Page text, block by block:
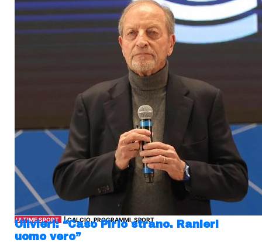
ULTIME SPORT | CALCIO, PROGRAMMI, SPORT
Ulivieri: “Caso Pirlo strano. Ranieri
uomo vero”